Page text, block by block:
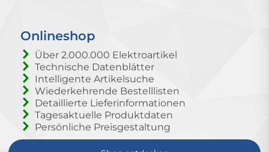
Onlineshop
Über 2.000.000 Elektroartikel
Technische Datenblätter
Intelligente Artikelsuche
Wiederkehrende Bestelllisten
Detaillierte Lieferinformationen
Tagesaktuelle Produktdaten
Persönliche Preisgestaltung